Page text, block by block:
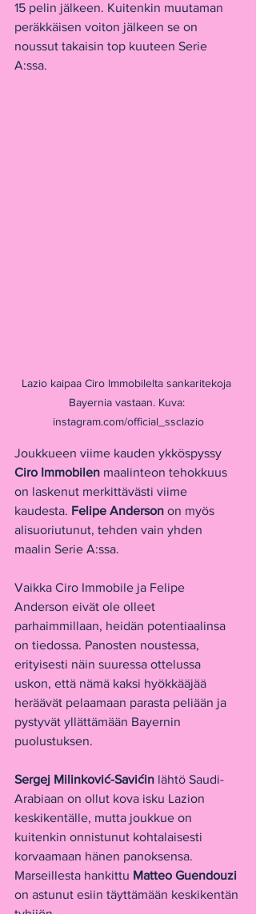
15 pelin jälkeen. Kuitenkin muutaman
peräkkäisen voiton jälkeen se on
noussut takaisin top kuuteen Serie
A:ssa.
Lazio kaipaa Ciro Immobilelta sankaritekoja
Bayernia vastaan. Kuva:
instagram.com/official_ssclazio
Joukkueen viime kauden ykköspyssy
Ciro Immobilen maalinteon tehokkuus
on laskenut merkittävästi viime
kaudesta. Felipe Anderson on myös
alisuoriutunut, tehden vain yhden
maalin Serie A:ssa.
Vaikka Ciro Immobile ja Felipe
Anderson eivät ole olleet
parhaimmillaan, heidän potentiaalinsa
on tiedossa. Panosten noustessa,
erityisesti näin suuressa ottelussa
uskon, että nämä kaksi hyökkääjää
heräävät pelaamaan parasta peliään ja
pystyvät yllättämään Bayernin
puolustuksen.
Sergej Milinković-Savićin lähtö Saudi-
Arabiaan on ollut kova isku Lazion
keskikentälle, mutta joukkue on
kuitenkin onnistunut kohtalaisesti
korvaamaan hänen panoksensa.
Marseillesta hankittu Matteo Guendouzi
on astunut esiin täyttämään keskikentän